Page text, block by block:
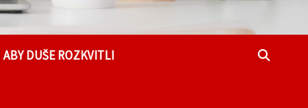
ABY DUŠE ROZKVITLI